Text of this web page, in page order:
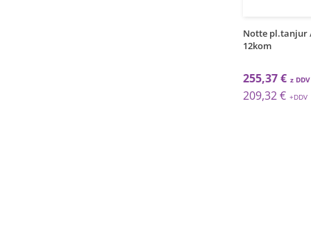
Notte pl.tanjur
12kom
255,37 €
209,32 €